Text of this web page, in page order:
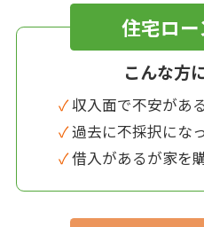
住宅ロ
こんな方
✓ 収入面で不安があ
✓ 過去に不採択にな
✓ 借入があるが家を